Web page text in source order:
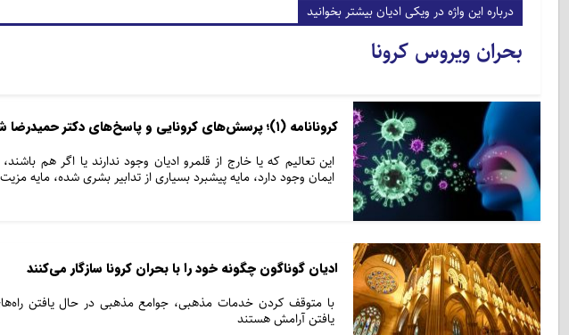
درباره این واژه در ویکی ادیان بیشتر بخوانید
بحران ویروس کرونا
کرونانامه (۱)؛ پرسش‌های کرونایی و پاسخ‌های دکتر حمیدرضا شریعتمداری
این تعالیم که یا خارج از قلمرو ادیان وجود ندارند یا اگر هم
ایمان وجود دارد، مایه پیشبرد بسیاری از تدابیر بشری شده، مایه
ادیان گوناگون چگونه خود را با بحران کرونا سازگار می‌کنند
با متوقف کردن خدمات مذهبی، جوامع مذهبی در حال یافتن
یافتن آرامش هستند